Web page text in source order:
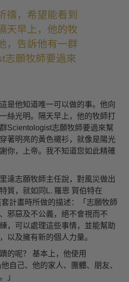
禱，希望能看到
天早上，他的牧
，告訴他有一群
志願牧師要過來
是他知道唯一可以做的事。他向
絲光明。隔天早上，他的牧師打
Scientologist志願牧師要過來幫
著明亮的黃色襯衫，就像是陽光
你，上帝。我不知道您如此精確
達志願牧師主任說，對風災做出
質，就如同L. 羅恩 賀伯特在
計畫時所做的描述：「志願牧師
邪惡及不公義，絕不會視而不
，可以處理這些事情，並能幫助
以及擁有新的個人力量。
的呢？ 基本上，他使用
自己、他的家人、團體、朋友、
」